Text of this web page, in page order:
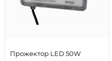
Прожектор LED 50W